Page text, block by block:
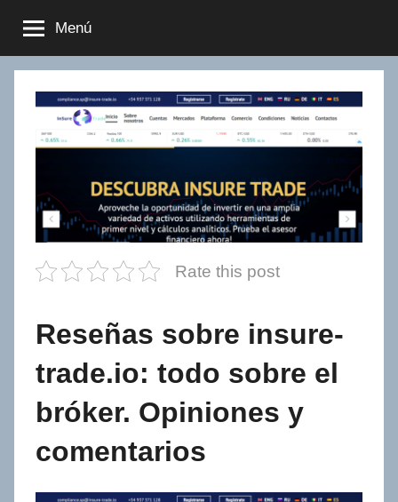
contenido
Menú
Rate this post
Reseñas sobre insure-
trade.io: todo sobre el
bróker. Opiniones y
comentarios